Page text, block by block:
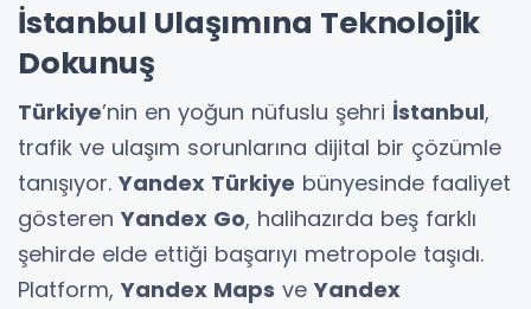
İstanbul Ulaşımına Teknolojik
Dokunuş
Türkiye’nin en yoğun nüfuslu şehri İstanbul,
trafik ve ulaşım sorunlarına dijital bir çözümle
tanışıyor. Yandex Türkiye bünyesinde faaliyet
gösteren Yandex Go, halihazırda beş farklı
şehirde elde ettiği başarıyı metropole taşıdı.
Platform, Yandex Maps ve Yandex